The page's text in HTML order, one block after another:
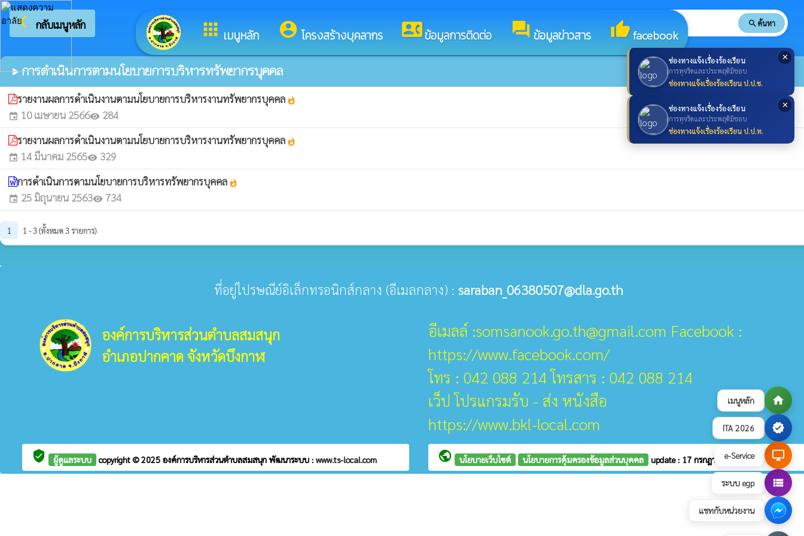
เมนูหลัก home
ITA 2026 verified
e-Service desktop_windows
ระบบ egp view_list
แชทกับหน่วยงาน
✕
ช่องทางแจ้งเรื่องร้องเรียน
การทุจริตและประพฤติมิชอบ
ช่องทางแจ้งเรื่องร้องเรียน ป.ป.ช.
✕
ช่องทางแจ้งเรื่องร้องเรียน
การทุจริตและประพฤติมิชอบ
ช่องทางแจ้งเรื่องร้องเรียน ป.ป.ท.
apps เมนูหลัก account_circle โครงสร้างบุคลากร contact_phoneข้อมูลการติดต่อ forum ข้อมูลข่าวสาร thumb_upfacebook
arrow_back_ios กลับเมนูหลัก ยินดีต้อนรับสู่เว็บไซต์ของ องค์การบริหารส่วนตำบลสมสนุก search search ค้นหา
play_arrowการดำเนินการตามนโยบายการบริหารทรัพยากรบุคคล
รายงานผลการดำเนินงานตามนโยบายการบริหารงานทรัพยากรบุคคล whatshot
event 10 เมษายน 2566visibility 284
รายงานผลการดำเนินงานตามนโยบายการบริหารงานทรัพยากรบุคคล whatshot
event 14 มีนาคม 2565visibility 329
การดำเนินการตามนโยบายการบริหารทรัพยากรบุคคล whatshot
event 25 มิถุนายน 2563visibility 734
1 1 - 3 (ทั้งหมด 3 รายการ)
ที่อยู่ไปรษณีย์อิเล็กทรอนิกส์กลาง (อีเมลกลาง) : saraban_06380507@dla.go.th
องค์การบริหารส่วนตำบลสมสนุก
อำเภอปากคาด จังหวัดบึงกาฬ
อีเมลล์ :somsanook.go.th@gmail.com Facebook :
https://www.facebook.com/
โทร : 042 088 214 โทรสาร : 042 088 214
เว็ป โปรแกรมรับ - ส่ง หนังสือ
https://www.bkl-local.com
verified_user ผู้ดูแลระบบ copyright © 2025 องค์การบริหารส่วนตำบลสมสนุก พัฒนาระบบ : www.ts-local.com public นโยบายเว็บไซต์ นโยบายการคุ้มครองข้อมูลส่วนบุคคล update : 17 กรกฎาคม 2569